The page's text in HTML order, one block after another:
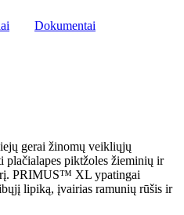
Dokumentai
gerai žinomų veikliųjų
plačialapes piktžoles žieminių ir
PRIMUS™ XL ypatingai
lipiką, įvairias ramunių rūšis ir